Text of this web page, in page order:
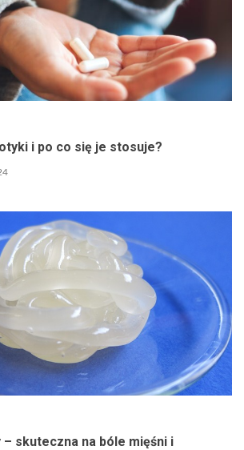
i po co się je stosuje?
– skuteczna na bóle mięśni i